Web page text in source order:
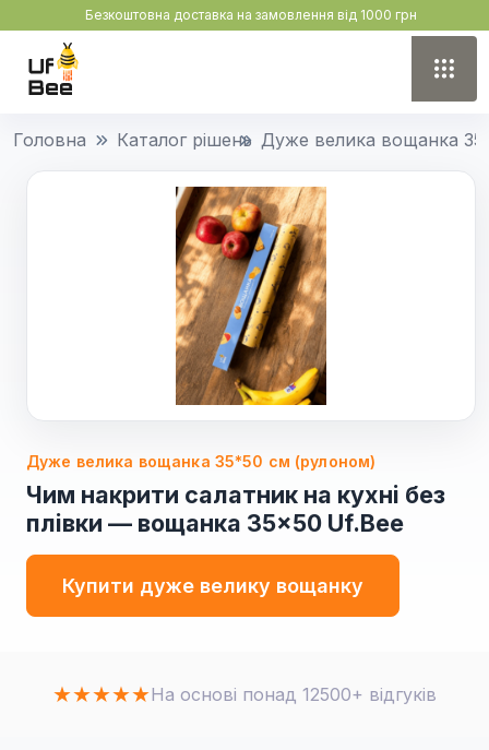
Безкоштовна доставка на замовлення від 1000 грн
Головна Каталог рішень Дуже велика вощанка
Дуже велика вощанка 35*50 см (рулоном)
Чим накрити салатник на кухні без
плівки — вощанка 35×50 Uf.Bee
Купити дуже велику вощанку
★★★★★На основі понад 12500+ відгуків